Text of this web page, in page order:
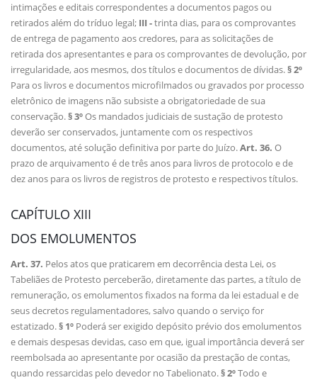
intimações e editais correspondentes a documentos pagos ou
retirados além do tríduo legal; III -trinta dias, para os comprovantes
de entrega de pagamento aos credores, para as solicitações de
retirada dos apresentantes e para os comprovantes de devolução, por
irregularidade, aos mesmos, dos títulos e documentos de dívidas.§ 2º
Para os livros e documentos microfilmados ou gravados por processo
eletrônico de imagens não subsiste a obrigatoriedade de sua
conservação.§ 3ºOs mandados judiciais de sustação de protesto
deverão ser conservados, juntamente com os respectivos
documentos, até solução definitiva por parte do Juízo.Art. 36. O
prazo de arquivamento é de três anos para livros de protocolo e de
dez anos para os livros de registros de protesto e respectivos títulos.
CAPÍTULO XIII
DOS EMOLUMENTOS
Art. 37. Pelos atos que praticarem em decorrência desta Lei, os
Tabeliães de Protesto perceberão, diretamente das partes, a título de
remuneração, os emolumentos fixados na forma da lei estadual e de
seus decretos regulamentadores, salvo quando o serviço for
estatizado.§ 1º Poderá ser exigido depósito prévio dos emolumentos
e demais despesas devidas, caso em que, igual importância deverá ser
reembolsada ao apresentante por ocasião da prestação de contas,
quando ressarcidas pelo devedor no Tabelionato.§ 2ºTodo e